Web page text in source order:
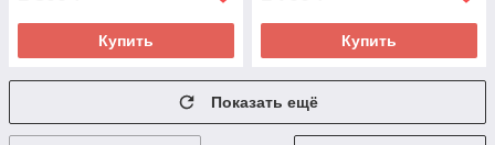
Купить Купить
Показать ещё